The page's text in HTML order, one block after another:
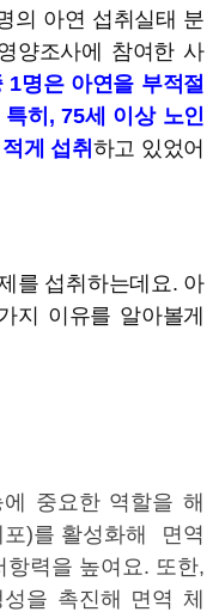
의 아연 섭취실태 분
양조사에 참여한 사
1명은 아연을 부적절
특히,75세 이상 노인
게 섭취 하고 있었어
를 섭취하는데요. 아
지 이유를 알아볼게
중요한 역할을 해
)를 활성화해 면역
력을 높여요. 또한,
을 촉진해 면역 체